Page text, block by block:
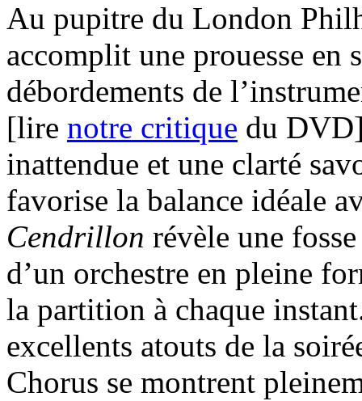
Au pupitre du London
accomplit une prouesse en
débordements de
[lire notre critique du
inattendue et une clarté
favorise la balance idéale
Cendrillon révèle une
d’un orchestre en pleine
la partition à chaque
excellents atouts de la
Chorus se montrent